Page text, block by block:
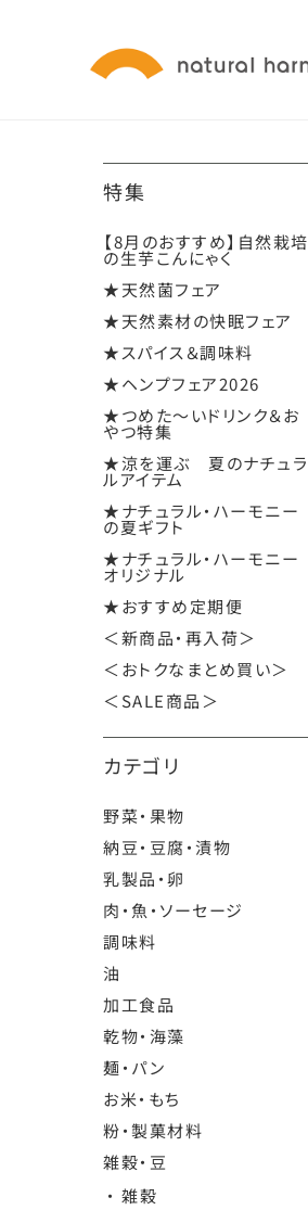
特集
【8月のおすすめ】自然栽培
の生芋こんにゃく
★天然菌フェア
★天然素材の快眠フェア
★スパイス＆調味料
★ヘンプフェア2026
★つめた～いドリンク＆お
やつ特集
★涼を運ぶ 夏のナチュラ
ルアイテム
★ナチュラル・ハーモニー
の夏ギフト
★ナチュラル・ハーモニー
オリジナル
★おすすめ定期便
＜新商品・再入荷＞
＜おトクなまとめ買い＞
＜SALE商品＞
カテゴリ
野菜・果物
納豆・豆腐・漬物
乳製品・卵
肉・魚・ソーセージ
調味料
油
加工食品
乾物・海藻
麺・パン
お米・もち
粉・製菓材料
雑穀・豆
・ 雑穀